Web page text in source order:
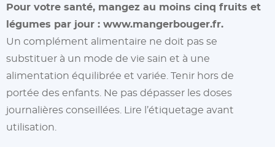
Pour votre santé, mangez au moins cinq fruits et
légumes par jour : www.mangerbouger.fr.
Un complément alimentaire ne doit pas se
substituer à un mode de vie sain et à une
alimentation équilibrée et variée. Tenir hors de
portée des enfants. Ne pas dépasser les doses
journalières conseillées. Lire l’étiquetage avant
utilisation.